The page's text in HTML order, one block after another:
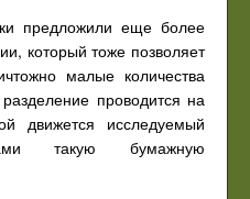
предложили еще более
который тоже позволяет
малые количества
проводится на
движется исследуемый
такую бумажную